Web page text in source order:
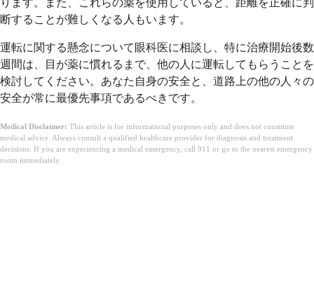
断することが難しくなる人もいます。
運転に関する懸念について眼科医に相談し、特に治療開始後数
週間は、目が薬に慣れるまで、他の人に運転してもらうことを
検討してください。あなた自身の安全と、道路上の他の人々の
安全が常に最優先事項であるべきです。
Medical Disclaimer: This article is for informational purposes only and does not constitute
medical advice. Always consult a qualified healthcare provider for diagnosis and treatment
decisions. If you are experiencing a medical emergency, call 911 or go to the nearest emergency
room immediately.